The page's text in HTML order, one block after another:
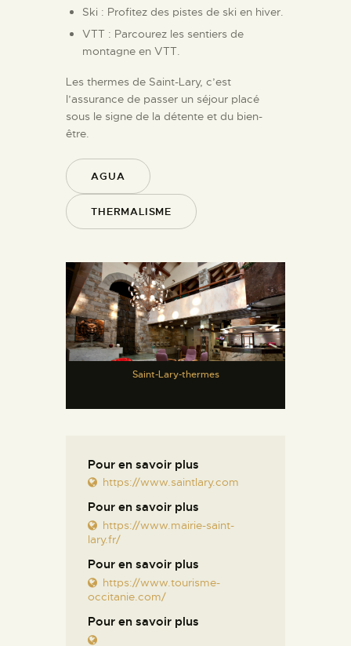
Ski : Profitez des pistes de ski en hiver.
VTT : Parcourez les sentiers de
montagne en VTT.
Les thermes de Saint-Lary, c’est
l’assurance de passer un séjour placé
sous le signe de la détente et du bien-
être.
AGUA
THERMALISME
Saint-Lary-thermes
Pour en savoir plus
https://www.saintlary.com
Pour en savoir plus
https://www.mairie-saint-
lary.fr/
Pour en savoir plus
https://www.tourisme-
occitanie.com/
Pour en savoir plus